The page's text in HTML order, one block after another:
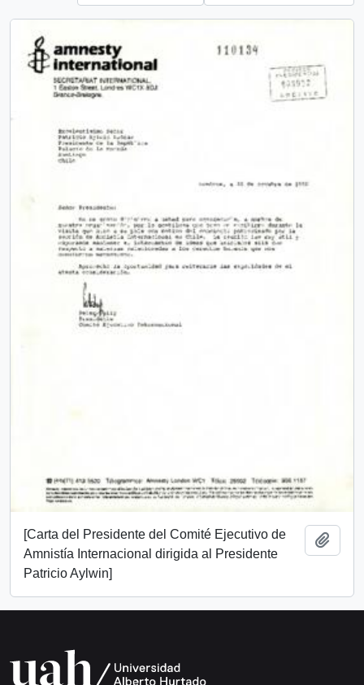
[Carta del Presidente del Comité Ejecutivo de
Amnistía Internacional dirigida al Presidente
Patricio Aylwin]